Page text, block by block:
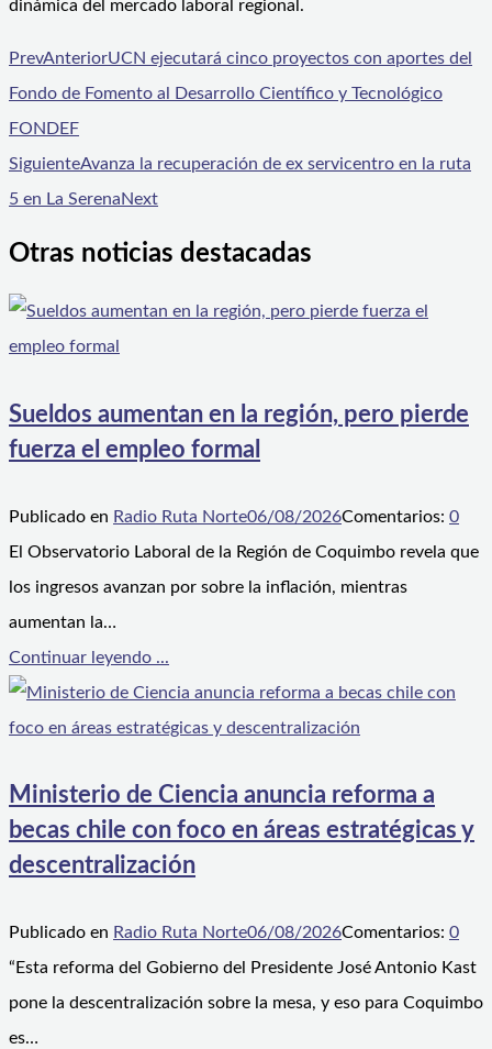
dinámica del mercado laboral regional.
PrevAnteriorUCN ejecutará cinco proyectos con aportes del
Fondo de Fomento al Desarrollo Científico y Tecnológico
FONDEF
SiguienteAvanza la recuperación de ex servicentro en la ruta
5 en La SerenaNext
Otras noticias destacadas
Sueldos aumentan en la región, pero pierde
fuerza el empleo formal
Publicado en Radio Ruta Norte06/08/2026Comentarios: 0
El Observatorio Laboral de la Región de Coquimbo revela que
los ingresos avanzan por sobre la inflación, mientras
aumentan la…
Continuar leyendo ...
Ministerio de Ciencia anuncia reforma a
becas chile con foco en áreas estratégicas y
descentralización
Publicado en Radio Ruta Norte06/08/2026Comentarios: 0
“Esta reforma del Gobierno del Presidente José Antonio Kast
pone la descentralización sobre la mesa, y eso para Coquimbo
es…